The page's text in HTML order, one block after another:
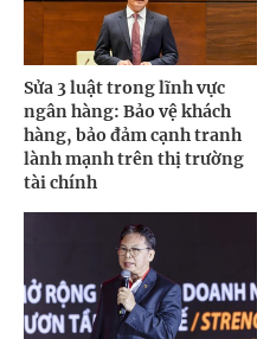
Sửa 3 luật trong lĩnh vực
ngân hàng: Bảo vệ khách
hàng, bảo đảm cạnh tranh
lành mạnh trên thị trường
tài chính